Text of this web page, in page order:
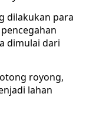
dilakukan para
dimulai dari
royong,
lahan